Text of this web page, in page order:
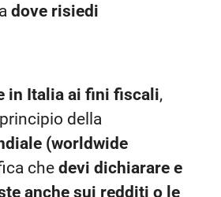
dove risiedi
in Italia ai fini fiscali,
della
(worldwide
che devi dichiarare e
anche sui redditi o le